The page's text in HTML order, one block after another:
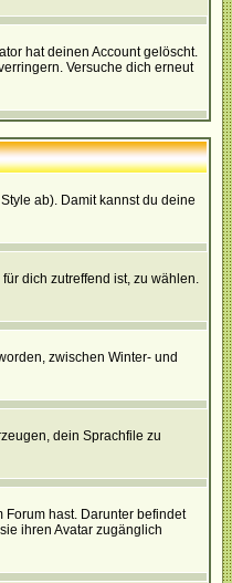
hat deinen Account gelöscht.
Versuche dich erneut
ab). Damit kannst du deine
dich zutreffend ist, zu wählen.
zwischen Winter- und
dein Sprachfile zu
hast. Darunter befindet
ihren Avatar zugänglich